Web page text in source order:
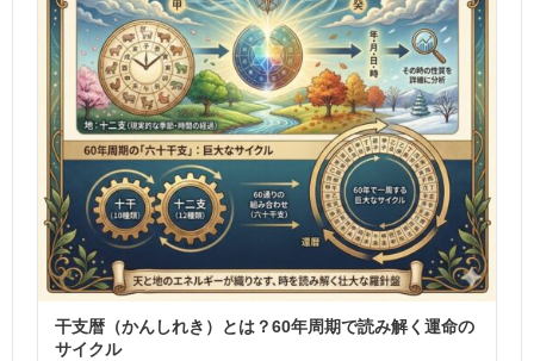
干支暦（かんしれき）とは？60年周期で読み解く運命の
サイクル